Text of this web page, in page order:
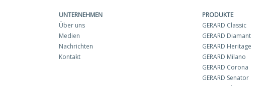
UNTERNEHMEN
Über uns
Medien
Nachrichten
Kontakt
PRODUKTE
GERARD Classic
GERARD Diamant
GERARD Heritage
GERARD Milano
GERARD Corona
GERARD Senator